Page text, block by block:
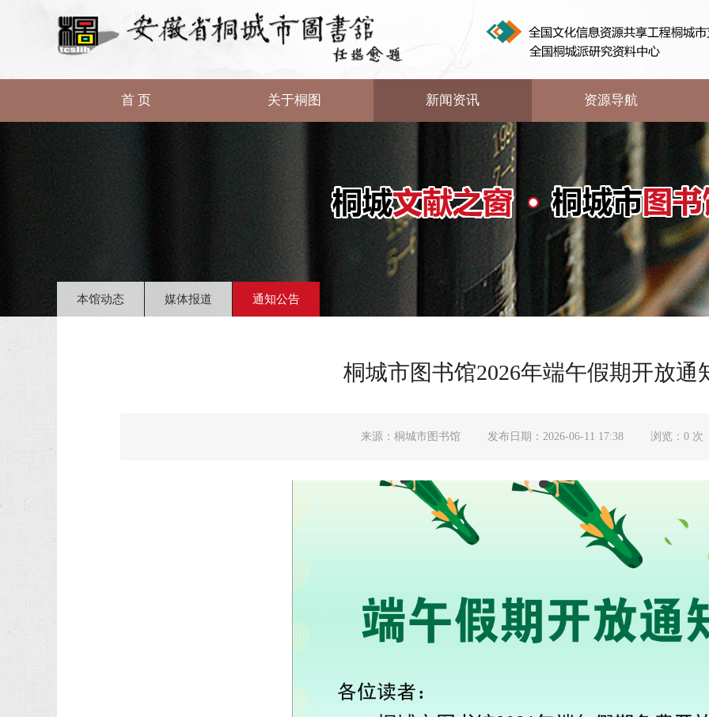
首 页 关于桐图 新闻资讯 资源导航
本馆动态 媒体报道 通知公告
桐城市图书馆2026年端午假期开放通
来源：桐城市图书馆 发布日期：2026-06-11 17:38 浏览： 0次